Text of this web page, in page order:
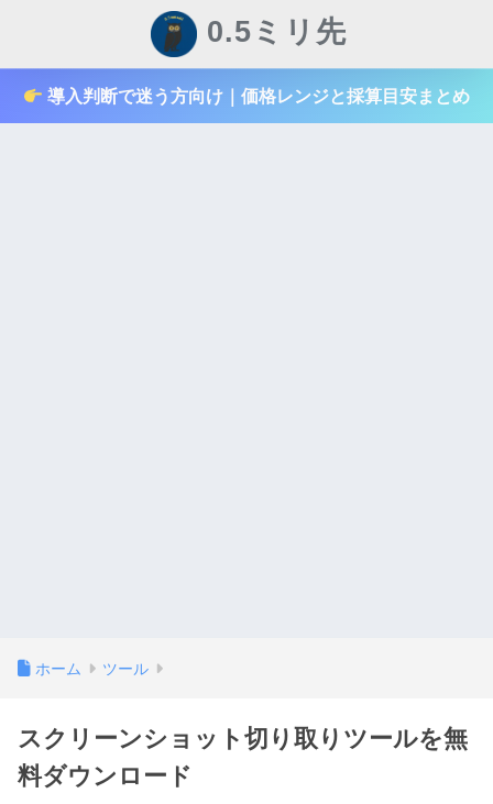
0.5ミリ先
導入判断で迷う方向け｜価格レンジと採算目安まとめ
ホーム ツール
スクリーンショット切り取りツールを無
料ダウンロード